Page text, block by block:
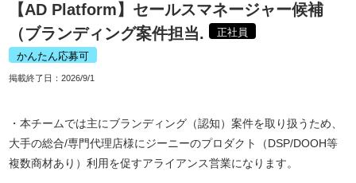
【AD Platform】セールスマネージャー候補
（ブランディング案件担当.
正社員
かんたん応募可
掲載終了日： 2026/9/1
・本チームでは主にブランディング（認知）案件を取り扱うため、
大手の総合/専門代理店様にジーニーのプロダクト（DSP/DOOH等
複数商材あり）利用を促すアライアンス営業になります。